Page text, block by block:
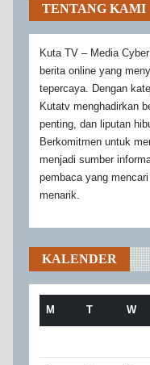
TENTANG KAMI
Kuta TV – Media
berita online yang
tepercaya. Dengan
Kutatv menghadirkan
penting, dan liputan
Berkomitmen untuk
menjadi sumber
pembaca yang
menarik.
KALENDER
M T W